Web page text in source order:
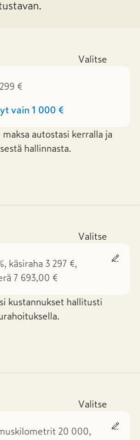
Valitse
€
vain 1 000 €
autostasi kerralla ja
hallinnasta.
Valitse
käsiraha 3 297 €,
7 693,00 €
kustannukset hallitusti
Valitse
20 000,